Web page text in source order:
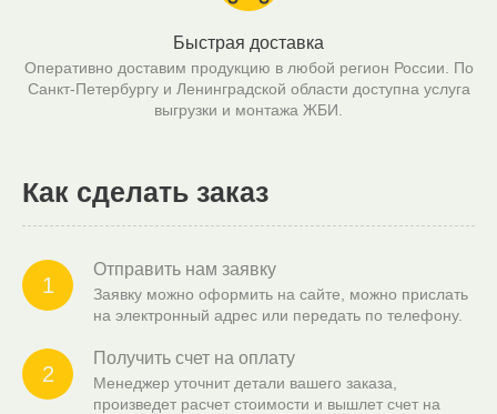
Быстрая доставка
Оперативно доставим продукцию в любой регион России. По
Санкт-Петербургу и Ленинградской области доступна услуга
выгрузки и монтажа ЖБИ.
Как сделать заказ
1
Отправить нам заявку
Заявку можно оформить на сайте, можно прислать
на электронный адрес или передать по телефону.
2
Получить счет на оплату
Менеджер уточнит детали вашего заказа,
произведет расчет стоимости и вышлет счет на